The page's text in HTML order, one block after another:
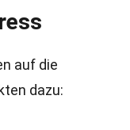
auf die
dazu: